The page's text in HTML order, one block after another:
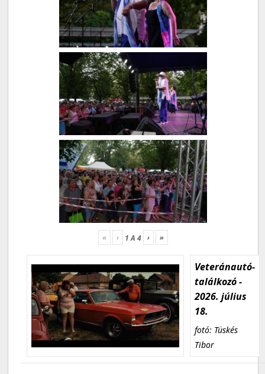
« ‹ 1A 4 › »
Veteránautó-
találkozó -
2026. július
18.
fotó: Tüskés
Tibor